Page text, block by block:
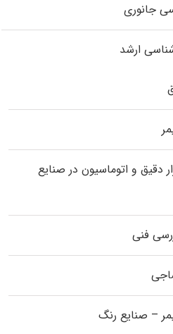
جانوری
ارشد
دقیق و اتوماسیون در صنایع
فنی
– صنایع رنگ